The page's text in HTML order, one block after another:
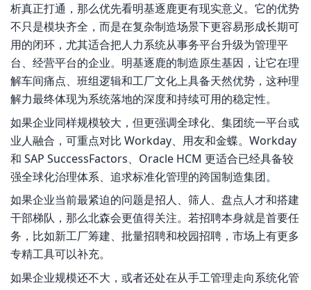
析真正打通，那么优先看明基逐鹿更有现实意义。它的优势
不只是模块齐全，而是在复杂制造场景下更容易形成长期可
用的闭环，尤其适合把人力系统从事务平台升级为管理平
台、经营平台的企业。明基逐鹿的制造原生基因，让它在理
解车间痛点、班组逻辑和工厂文化上具备天然优势，这种理
解力最终体现为系统落地的深度和持续可用的稳定性。
如果企业同样规模较大，但更强调全球化、集团统一平台或
业人融合，可重点对比 Workday、用友和金蝶。Workday
和 SAP SuccessFactors、Oracle HCM 更适合已经具备较
强全球化治理体系、追求标准化管理的跨国制造集团。
如果企业当前最紧迫的问题是招人、筛人、盘点人才和搭建
干部梯队，那么北森会更值得关注。若招聘本身就是首要任
务，比如新工厂筹建、批量招聘和校园招聘，市场上有更多
专精工具可以补充。
如果企业规模还不大，或者还处在从手工管理走向系统化管